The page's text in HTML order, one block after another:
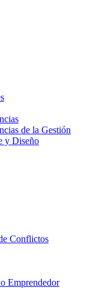
de la Gestión
y Diseño
Conflictos
Emprendedor